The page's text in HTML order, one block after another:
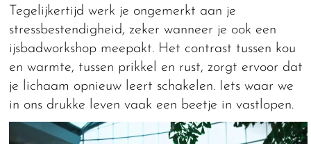
Tegelijkertijd werk je ongemerkt aan je
stressbestendigheid, zeker wanneer je ook een
ijsbadworkshop meepakt. Het contrast tussen kou
en warmte, tussen prikkel en rust, zorgt ervoor dat
je lichaam opnieuw leert schakelen. Iets waar we
in ons drukke leven vaak een beetje in vastlopen.